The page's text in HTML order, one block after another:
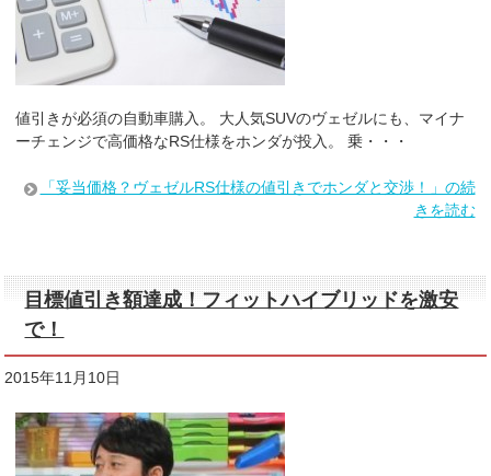
値引きが必須の自動車購入。 大人気SUVのヴェゼルにも、マイナ
ーチェンジで高価格なRS仕様をホンダが投入。 乗・・・
「妥当価格？ヴェゼルRS仕様の値引きでホンダと交渉！」の続
きを読む
目標値引き額達成！フィットハイブリッドを激安
で！
2015年11月10日